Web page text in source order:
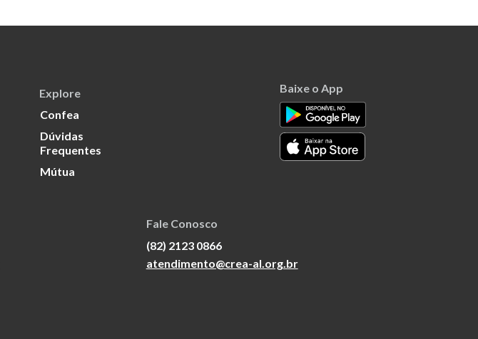
Explore
Confea
Dúvidas
Frequentes
Mútua
Baixe o App
Fale Conosco
(82) 2123 0866
atendimento@crea-al.org.br